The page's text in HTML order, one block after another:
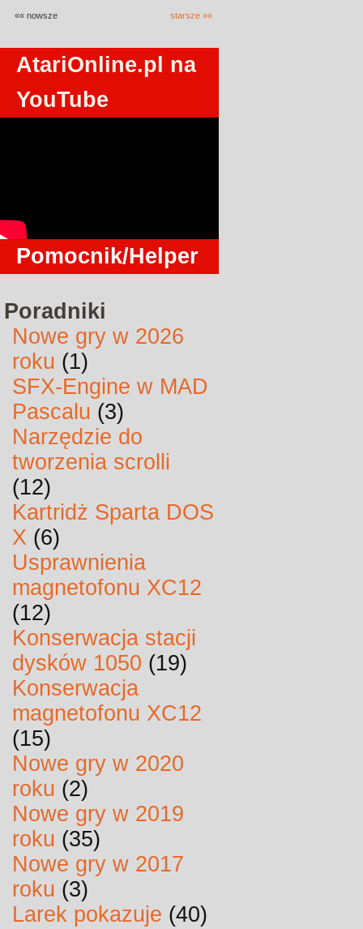
«« nowsze starsze »»
AtariOnline.pl na
YouTube
Pomocnik/Helper
Poradniki
Nowe gry w 2026
roku (1)
SFX-Engine w MAD
Pascalu (3)
Narzędzie do
tworzenia scrolli
(12)
Kartridż Sparta DOS
X (6)
Usprawnienia
magnetofonu XC12
(12)
Konserwacja stacji
dysków 1050 (19)
Konserwacja
magnetofonu XC12
(15)
Nowe gry w 2020
roku (2)
Nowe gry w 2019
roku (35)
Nowe gry w 2017
roku (3)
Larek pokazuje (40)